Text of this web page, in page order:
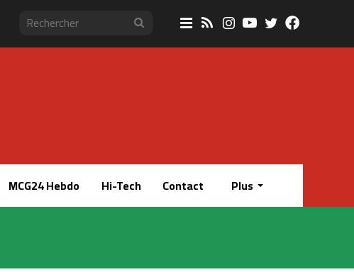
RechercherSidebar
(barre
RSSInstagram
YouTube
Twitter
MCG24 Hebdo Hi-Tech Contact Plus